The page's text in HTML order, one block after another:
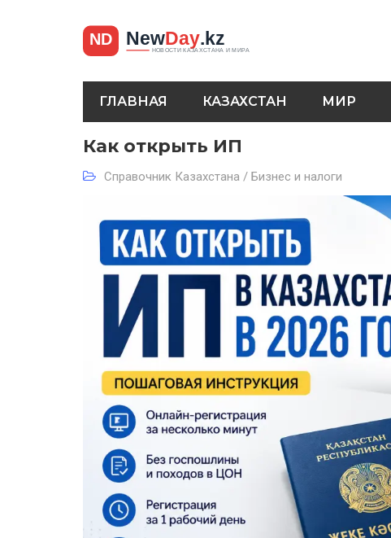
ГЛАВНАЯ КАЗАХСТАН МИР
Как открыть ИП
Справочник Казахстана / Бизнес и налоги